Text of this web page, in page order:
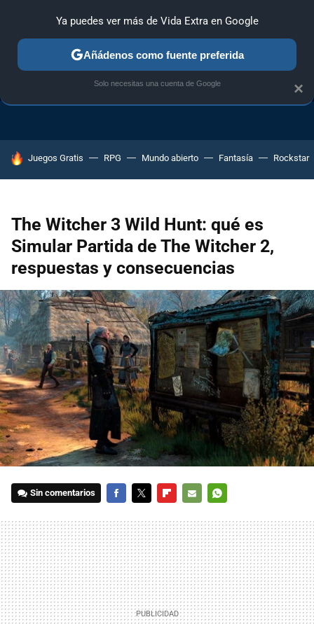
TRUCOS PC TRUCOS XBOX ONE
HOY SE HABLA DE
Juegos Gratis RPG Mundo abierto Fantasía Rockstar
The Witcher 3 Wild Hunt: qué es
Simular Partida de The Witcher 2,
respuestas y consecuencias
Sin comentarios
MAIL
×
Ya puedes ver más de Vida Extra en Google
Añádenos como fuente preferida
Solo necesitas una cuenta de Google